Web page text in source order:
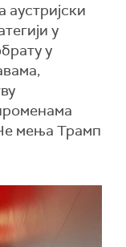
у
у
мења Трамп